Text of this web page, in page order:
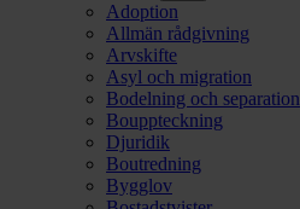
Adoption
Allmän rådgivning
Arvskifte
Asyl och migration
Bodelning och separation
Bouppteckning
Djuridik
Boutredning
Bygglov